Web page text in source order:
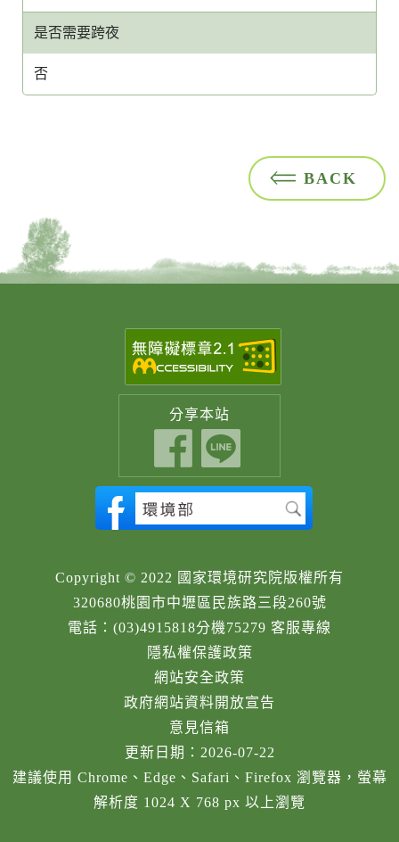
是否需要跨夜
否
BACK
分享本站
Copyright © 2022 國家環境研究院版權所有
320680桃園市中壢區民族路三段260號
電話：(03)4915818分機75279 客服專線
隱私權保護政策
網站安全政策
政府網站資料開放宣告
意見信箱
更新日期：2026-07-22
建議使用 Chrome、Edge、Safari、Firefox 瀏覽器，螢幕
解析度 1024 X 768 px 以上瀏覽